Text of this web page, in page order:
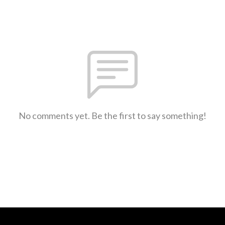
No comments yet. Be the first to say something!